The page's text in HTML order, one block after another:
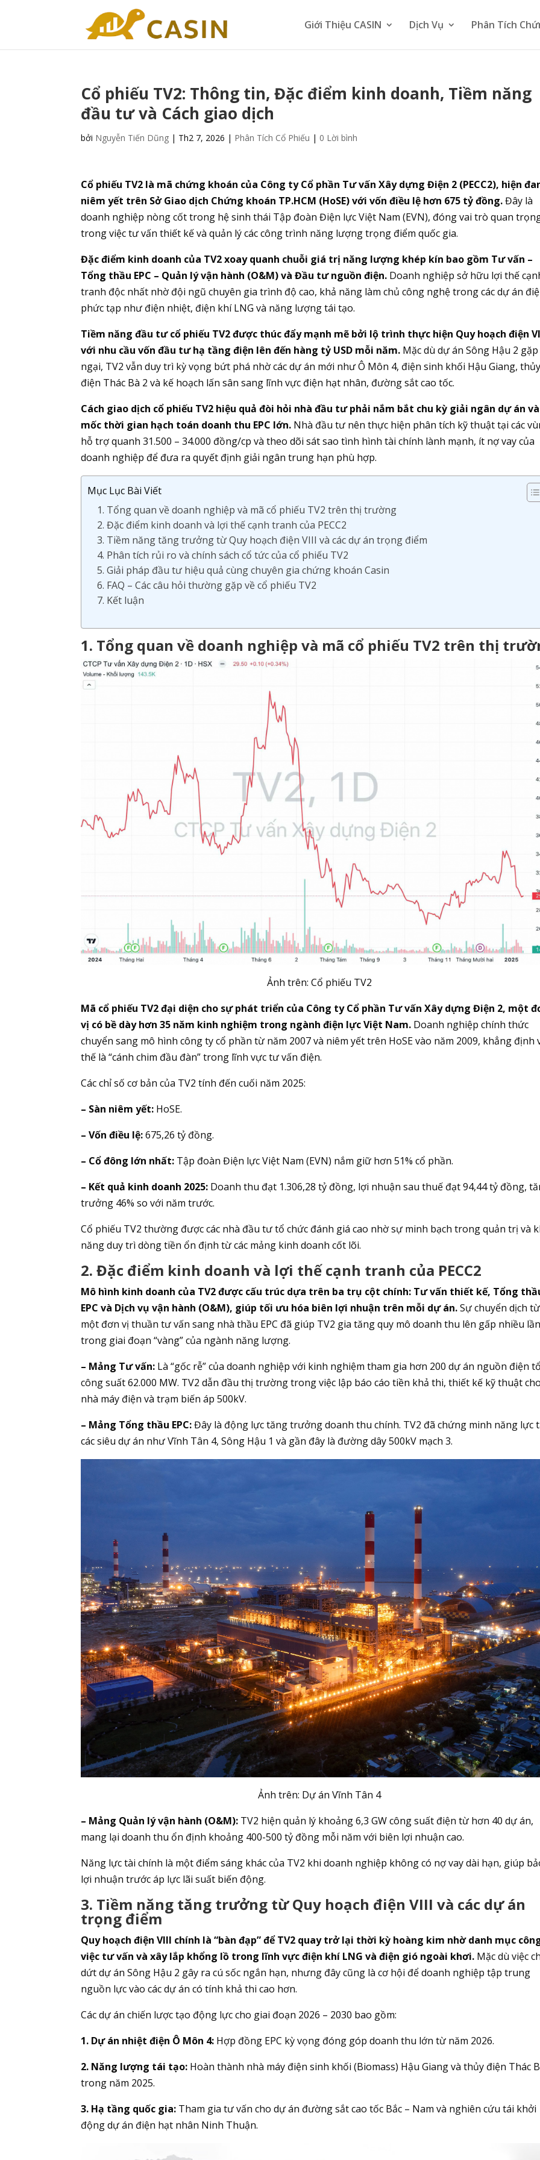
Giới Thiệu CASIN Dịch Vụ Phân Tích
Cổ phiếu TV2: Thông tin, Đặc điểm kinh doanh, Tiềm năng
đầu tư và Cách giao dịch
bởi Nguyễn Tiến Dũng | Th2 7, 2026 | Phân Tích Cổ Phiếu | 0 Lời bình
Cổ phiếu TV2 là mã chứng khoán của Công ty Cổ phần Tư vấn Xây dựng Điện 2 (PECC2), hiện
niêm yết trên Sở Giao dịch Chứng khoán TP.HCM (HoSE) với vốn điều lệ hơn 675 tỷ đồng.Đây là
doanh nghiệp nòng cốt trong hệ sinh thái Tập đoàn Điện lực Việt Nam (EVN), đóng vai trò quan
trong việc tư vấn thiết kế và quản lý các công trình năng lượng trọng điểm quốc gia.
Đặc điểm kinh doanh của TV2 xoay quanh chuỗi giá trị năng lượng khép kín bao gồm Tư vấn –
Tổng thầu EPC – Quản lý vận hành (O&M) và Đầu tư nguồn điện. Doanh nghiệp sở hữu lợi thế
tranh độc nhất nhờ đội ngũ chuyên gia trình độ cao, khả năng làm chủ công nghệ trong các dự án
phức tạp như điện nhiệt, điện khí LNG và năng lượng tái tạo.
Tiềm năng đầu tư cổ phiếu TV2 được thúc đẩy mạnh mẽ bởi lộ trình thực hiện Quy hoạch điện
với nhu cầu vốn đầu tư hạ tầng điện lên đến hàng tỷ USD mỗi năm. Mặc dù dự án Sông Hậu 2
ngại, TV2 vẫn duy trì kỳ vọng bứt phá nhờ các dự án mới như Ô Môn 4, điện sinh khối Hậu Giang,
điện Thác Bà 2 và kế hoạch lấn sân sang lĩnh vực điện hạt nhân, đường sắt cao tốc.
Cách giao dịch cổ phiếu TV2 hiệu quả đòi hỏi nhà đầu tư phải nắm bắt chu kỳ giải ngân dự án
mốc thời gian hạch toán doanh thu EPC lớn. Nhà đầu tư nên thực hiện phân tích kỹ thuật tại các
hỗ trợ quanh 31.500 – 34.000 đồng/cp và theo dõi sát sao tình hình tài chính lành mạnh, ít nợ vay của
doanh nghiệp để đưa ra quyết định giải ngân trung hạn phù hợp.
Mục Lục Bài Viết
1. Tổng quan về doanh nghiệp và mã cổ phiếu TV2 trên thị trường
2. Đặc điểm kinh doanh và lợi thế cạnh tranh của PECC2
3. Tiềm năng tăng trưởng từ Quy hoạch điện VIII và các dự án trọng điểm
4. Phân tích rủi ro và chính sách cổ tức của cổ phiếu TV2
5. Giải pháp đầu tư hiệu quả cùng chuyên gia chứng khoán Casin
6. FAQ – Các câu hỏi thường gặp về cổ phiếu TV2
7. Kết luận
1. Tổng quan về doanh nghiệp và mã cổ phiếu TV2 trên thị
Ảnh trên: Cổ phiếu TV2
Mã cổ phiếu TV2 đại diện cho sự phát triển của Công ty Cổ phần Tư vấn Xây dựng Điện 2, một
vị có bề dày hơn 35 năm kinh nghiệm trong ngành điện lực Việt Nam. Doanh nghiệp chính thức
chuyển sang mô hình công ty cổ phần từ năm 2007 và niêm yết trên HoSE vào năm 2009, khẳng định
thế là “cánh chim đầu đàn” trong lĩnh vực tư vấn điện.
Các chỉ số cơ bản của TV2 tính đến cuối năm 2025:
– Sàn niêm yết: HoSE.
– Vốn điều lệ:675,26 tỷ đồng.
– Cổ đông lớn nhất: Tập đoàn Điện lực Việt Nam (EVN) nắm giữ hơn 51% cổ phần.
– Kết quả kinh doanh 2025: Doanh thu đạt 1.306,28 tỷ đồng, lợi nhuận sau thuế đạt 94,44 tỷ đồng,
trưởng 46% so với năm trước.
Cổ phiếu TV2 thường được các nhà đầu tư tổ chức đánh giá cao nhờ sự minh bạch trong quản trị và
năng duy trì dòng tiền ổn định từ các mảng kinh doanh cốt lõi.
2. Đặc điểm kinh doanh và lợi thế cạnh tranh của PECC2
Mô hình kinh doanh của TV2 được cấu trúc dựa trên ba trụ cột chính: Tư vấn thiết kế, Tổng
EPC và Dịch vụ vận hành (O&M), giúp tối ưu hóa biên lợi nhuận trên mỗi dự án.Sự chuyển dịch từ
một đơn vị thuần tư vấn sang nhà thầu EPC đã giúp TV2 gia tăng quy mô doanh thu lên gấp nhiều
trong giai đoạn “vàng” của ngành năng lượng.
– Mảng Tư vấn: Là “gốc rễ” của doanh nghiệp với kinh nghiệm tham gia hơn 200 dự án nguồn điện
công suất 62.000 MW. TV2 dẫn đầu thị trường trong việc lập báo cáo tiền khả thi, thiết kế kỹ thuật
nhà máy điện và trạm biến áp 500kV.
– Mảng Tổng thầu EPC:Đây là động lực tăng trưởng doanh thu chính. TV2 đã chứng minh năng lực
các siêu dự án như Vĩnh Tân 4, Sông Hậu 1 và gần đây là đường dây 500kV mạch 3.
Ảnh trên: Dự ánVĩnh Tân 4
– Mảng Quản lý vận hành (O&M): TV2 hiện quản lý khoảng 6,3 GW công suất điện từ hơn 40 dự án,
mang lại doanh thu ổn định khoảng 400-500 tỷ đồng mỗi năm với biên lợi nhuận cao.
Năng lực tài chính là một điểm sáng khác của TV2 khi doanh nghiệp không có nợ vay dài hạn, giúp
lợi nhuận trước áp lực lãi suất biến động.
3. Tiềm năng tăng trưởng từ Quy hoạch điện VIII và các dự án
trọng điểm
Quy hoạch điện VIII chính là “bàn đạp” để TV2 quay trở lại thời kỳ hoàng kim nhờ danh mục
việc tư vấn và xây lắp khổng lồ trong lĩnh vực điện khí LNG và điện gió ngoài khơi. Mặc dù việc
dứt dự án Sông Hậu 2 gây ra cú sốc ngắn hạn, nhưng đây cũng là cơ hội để doanh nghiệp tập trung
nguồn lực vào các dự án có tính khả thi cao hơn.
Các dự án chiến lược tạo động lực cho giai đoạn 2026 – 2030 bao gồm:
1. Dự án nhiệt điện Ô Môn 4: Hợp đồng EPC kỳ vọng đóng góp doanh thu lớn từ năm 2026.
2. Năng lượng tái tạo: Hoàn thành nhà máy điện sinh khối (Biomass) Hậu Giang và thủy điện Thác
trong năm 2025.
3. Hạ tầng quốc gia: Tham gia tư vấn cho dự án đường sắt cao tốc Bắc – Nam và nghiên cứu tái khởi
động dự án điện hạt nhân Ninh Thuận.